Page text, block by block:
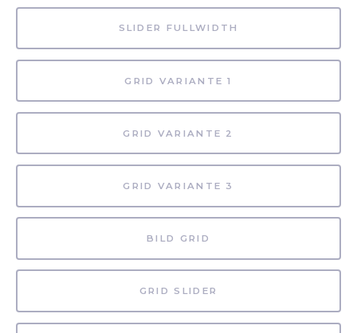
SLIDER FULLWIDTH
GRID VARIANTE 1
GRID VARIANTE 2
GRID VARIANTE 3
BILD GRID
GRID SLIDER